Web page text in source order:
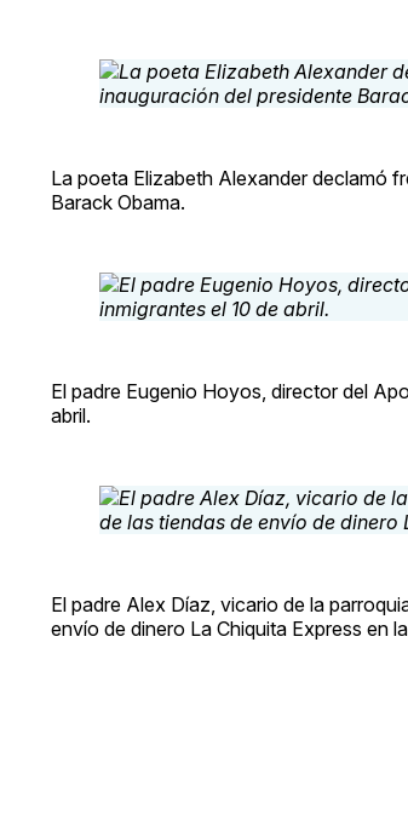
La poeta Elizabeth Alexander declamó
Barack Obama.
El padre Eugenio Hoyos, director del
abril.
El padre Alex Díaz, vicario de la
envío de dinero La Chiquita Express en